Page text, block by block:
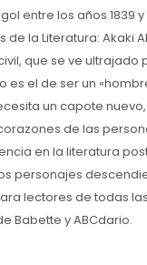
entre los años 1839
la Literatura: Akaki
que se ve
es el de ser un
un capote
de las
en la literatura
personajes
lectores de todas
Babette y ABCdario.